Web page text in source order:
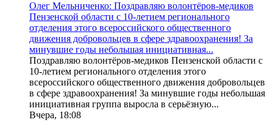
Олег Мельниченко: Поздравляю волонтёров-медиков
Пензенской области с 10-летием регионального
отделения этого всероссийского общественного
движения добровольцев в сфере здравоохранения! За
минувшие годы небольшая инициативная...
Поздравляю волонтёров-медиков Пензенской области с
10-летием регионального отделения этого
всероссийского общественного движения добровольцев
в сфере здравоохранения! За минувшие годы небольшая
инициативная группа выросла в серьёзную...
Вчера, 18:08